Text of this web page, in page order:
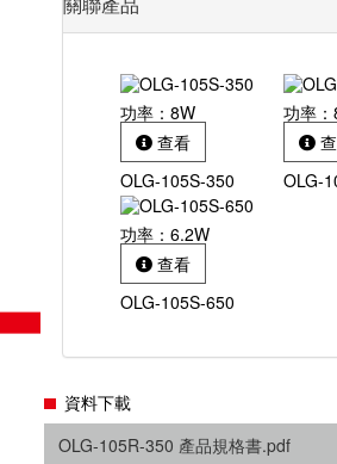
功率：8W
查看
OLG-105S-350
功率
OLG-
功率：6.2W
查看
OLG-105S-650
資料下載
OLG-105R-350 產品規格書.pdf